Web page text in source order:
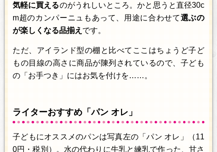
気軽に買えるのがうれしいところ。かと思うと直径30c
m超のカンパーニュもあって、用途に合わせて選ぶの
が楽しくなる品揃え です。
ただ、アイランド型の棚と比べてここはちょうど子ど
もの目線の高さに商品が陳列されているので、子ども
の「お手つき」にはお気を付けを……。
ライターおすすめ「パン オレ」
子どもにオススメのパンは写真左の「パン オレ」（11
0円・税別）。水の代わりに牛乳と練乳で作った、甘さ